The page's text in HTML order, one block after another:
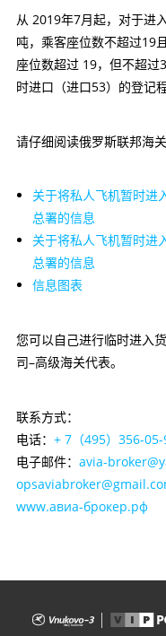
从 2019年7月起，对于进
吨，乘客座位数不超过19
座位数超过 19，但不超
时进口（进口53）的登记程
请仔细阅读俄罗斯联邦海关
关于将私人飞机暂时进
总署的信息
关于将私人飞机暂时进
总署的信息
信息图表
您可以自己进行临时进入
司–高级海关代表。
联系方式：
电话： + 7（495）356-
电子邮件： avia-
www.авиа-брокер.рф